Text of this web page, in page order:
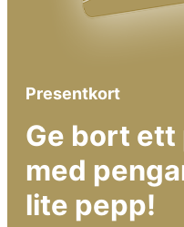
Presentkort
Ge bort
med
lite pepp!